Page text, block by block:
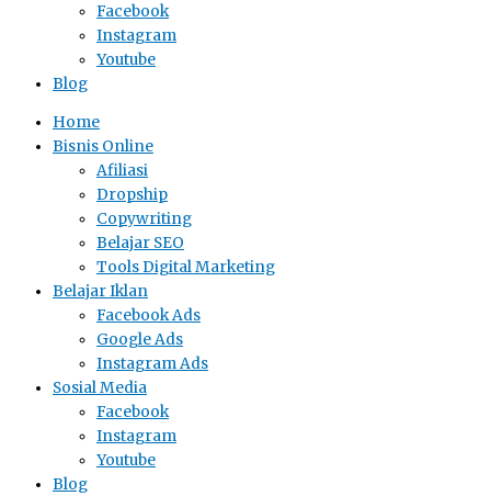
Facebook
Instagram
Youtube
Blog
Home
Bisnis Online
Afiliasi
Dropship
Copywriting
Belajar SEO
Tools Digital Marketing
Belajar Iklan
Facebook Ads
Google Ads
Instagram Ads
Sosial Media
Facebook
Instagram
Youtube
Blog